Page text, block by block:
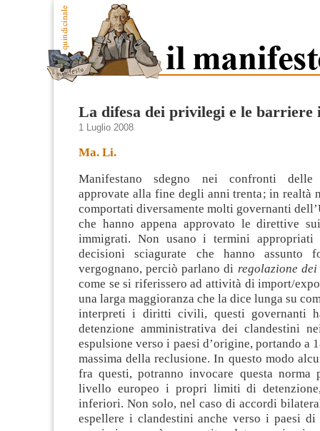
La difesa dei privilegi e le barriere
1 Luglio 2008
Ma. Li.
Manifestano sdegno nei confronti
approvate alla fine degli anni trenta; in realtà
comportati diversamente molti governanti
che hanno appena approvato le direttive
immigrati. Non usano i termini appropriati
decisioni sciagurate che hanno assunto
vergognano, perciò parlano di regolazione
come se si riferissero ad attività di import/
una larga maggioranza che la dice lunga su
interpreti i diritti civili, questi governanti
detenzione amministrativa dei clandestini
espulsione verso i paesi d’origine, portando a
massima della reclusione. In questo modo
fra questi, potranno invocare questa norma
livello europeo i propri limiti di
inferiori. Non solo, nel caso di accordi
espellere i clandestini anche verso i paesi di